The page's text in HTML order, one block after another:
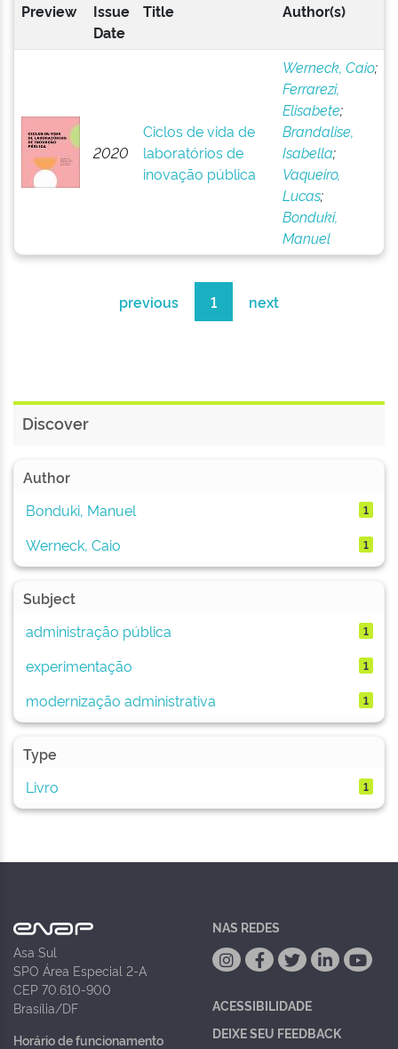
Preview
Issue
Date
Title Author(s)
2020
Ciclos de vida de
laboratórios de
inovação pública
Werneck, Caio;
Ferrarezi,
Elisabete;
Brandalise,
Isabella;
Vaqueiro,
Lucas;
Bonduki,
Manuel
previous 1 next
Discover
Author
Bonduki, Manuel
1
Werneck, Caio 1
Subject
administração pública
1
experimentação 1
modernização administrativa 1
Type
Livro
1
Asa Sul
SPO Área Especial 2-A
CEP 70.610-900
Brasília/DF
Horário de funcionamento
NAS REDES
ACESSIBILIDADE
DEIXE SEU FEEDBACK